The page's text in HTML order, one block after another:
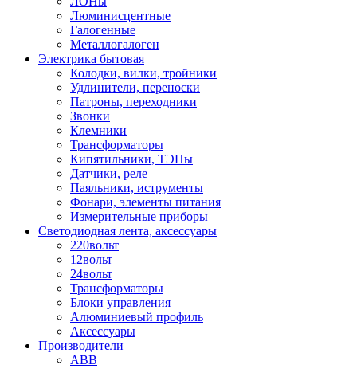
Люминисцентные
Галогенные
Металлогалоген
Электрика бытовая
Колодки, вилки, тройники
Удлинители, переноски
Патроны, переходники
Звонки
Клемники
Трансформаторы
Кипятильники, ТЭНы
Датчики, реле
Паяльники, иструменты
Фонари, элементы питания
Измерительные приборы
Светодиодная лента, аксессуары
220вольт
12вольт
24вольт
Трансформаторы
Блоки управления
Алюминиевый профиль
Аксессуары
Производители
ABB